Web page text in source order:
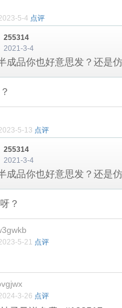
5-4 点评
255314
2021-3-4
成品你也好意思发？还是
5-13 点评
255314
2021-3-4
成品你也好意思发？还是
？
5-21 点评
3-26 点评